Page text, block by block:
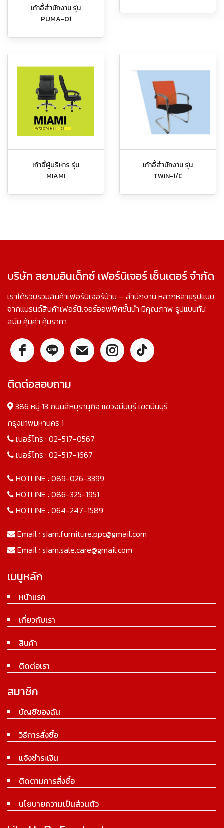
เก้าอี้สำนักงาน รุ่น
PUMA-01
เก้าอี้ผู้บริหาร รุ่น
MIAMI
เก้าอี้สำนักงาน รุ่น
TWIN-1/C
บริษัท สยามอินเด็กซ์ เฟอร์นิเจอร์ เซ็นเตอร์ จำกัด
เราได้รวบรวมสินค้าเฟอร์นิเจอร์บ้าน – สำนักงาน หลากหลายรูปแบบ
จากแบรนด์สินค้าเฟอร์นิเจอร์ออฟฟิศชั้นนำ มีคุณภาพ รูปแบบทัน
สมัย คุ้มค่า คุ้มราคา
ติดต่อสอบถาม
386 หมู่ 13 ถนนสีหบุรานุกิจ แขวงมีนบุรี เขตมีนบุรี
กรุงเทพมหานคร 1
เบอร์โทร : 02-517-0567
เบอร์โทร : 02-517-1667
HOTLINE : 089-026-3399
HOTLINE : 086-325-1951
HOTLINE : 064-247-1589
Email : siam.furniture.ppc@gmail.com
Email : siam.sale.care@gmail.com
เมนูหลัก
หน้าแรก
เกี่ยวกับเรา
สินค้า
ติดต่อเรา
สมาชิก
บัญชีของฉัน
วิธีการสั่งซื้อ
แจ้งชำระเงิน
ติดตามการสั่งซื้อ
นโยบายความเป็นส่วนตัว